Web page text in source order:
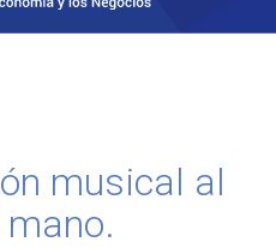
musical al